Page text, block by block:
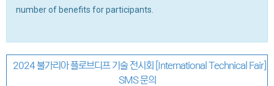
number of benefits for participants.
2024 불가리아 플로브디프 기술 전시회 [International Technical Fair]
SMS 문의